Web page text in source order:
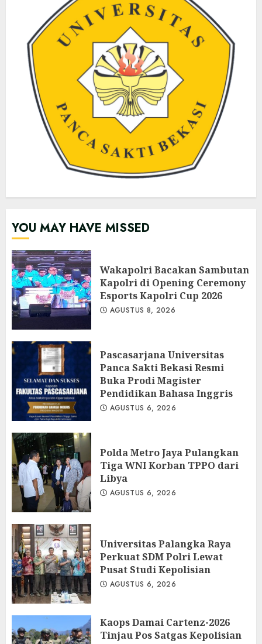
YOU MAY HAVE MISSED
Wakapolri Bacakan Sambutan
Kapolri di Opening Ceremony
Esports Kapolri Cup 2026
AGUSTUS 8, 2026
Pascasarjana Universitas
Panca Sakti Bekasi Resmi
Buka Prodi Magister
Pendidikan Bahasa Inggris
AGUSTUS 6, 2026
Polda Metro Jaya Pulangkan
Tiga WNI Korban TPPO dari
Libya
AGUSTUS 6, 2026
Universitas Palangka Raya
Perkuat SDM Polri Lewat
Pusat Studi Kepolisian
AGUSTUS 6, 2026
Kaops Damai Cartenz-2026
Tinjau Pos Satgas Kepolisian